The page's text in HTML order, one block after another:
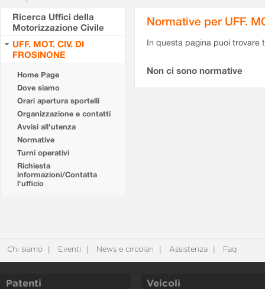
Ricerca Uffici della
Motorizzazione Civile
UFF. MOT. CIV. DI
FROSINONE
Home Page
Dove siamo
Orari apertura sportelli
Organizzazione e contatti
Avvisi all'utenza
Normative
Turni operativi
Richiesta
informazioni/Contatta
l'ufficio
Normative per UFF.
In questa pagina puoi
Non ci sono normative
Chi siamo Eventi News e circolari Assistenza Faq
Patenti Veicoli